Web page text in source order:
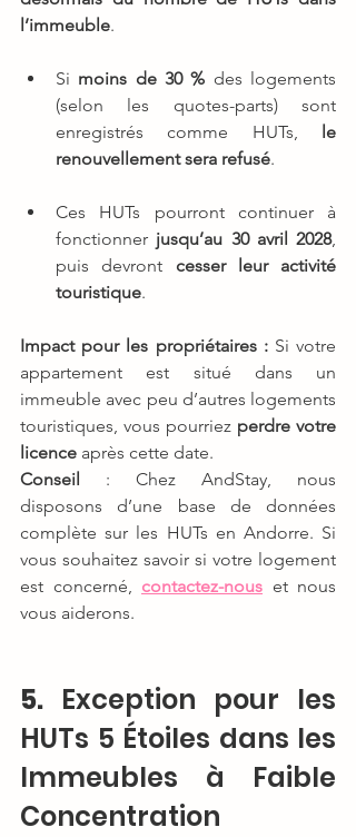
l’immeuble.
Si moins de 30 % des logements
(selon les quotes-parts) sont
enregistrés comme HUTs, le
renouvellement sera refusé.
Ces HUTs pourront continuer à
fonctionner jusqu’au 30 avril 2028,
puis devront cesser leur activité
touristique.
Impact pour les propriétaires : Si votre
appartement est situé dans un
immeuble avec peu d’autres logements
touristiques, vous pourriez perdre votre
licence après cette date.
Conseil : Chez AndStay, nous
disposons d’une base de données
complète sur les HUTs en Andorre. Si
vous souhaitez savoir si votre logement
est concerné, contactez-nous et nous
vous aiderons.
5. Exception pour les
HUTs 5 Étoiles dans les
Immeubles à Faible
Concentration